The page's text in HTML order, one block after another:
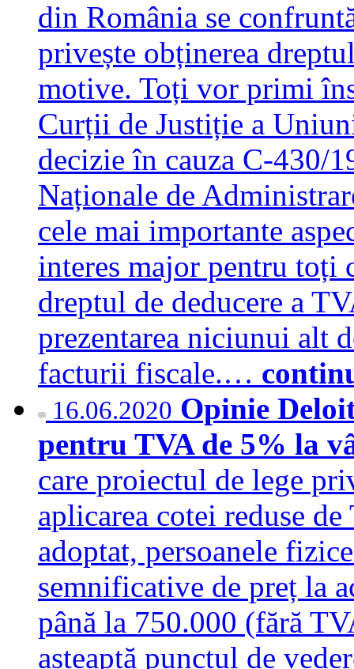
din România se
privește obținerea
motive. Toți vor primi
Curții de Justiție a
decizie în cauza C-430/
Naționale de
cele mai importante
interes major pentru toți
dreptul de deducere a
prezentarea niciunui alt
facturii fiscale.…
16.06.2020 Opinie
pentru TVA de 5% la
care proiectul de lege
aplicarea cotei reduse
adoptat, persoanele
semnificative de preț la
până la 750.000 (fără
așteaptă punctul de